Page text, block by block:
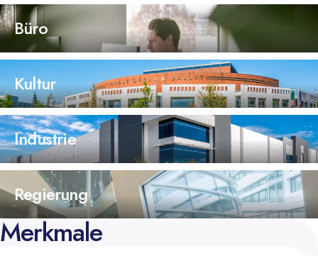
Büro
Kultur
Industrie
Regierung
Merkmale